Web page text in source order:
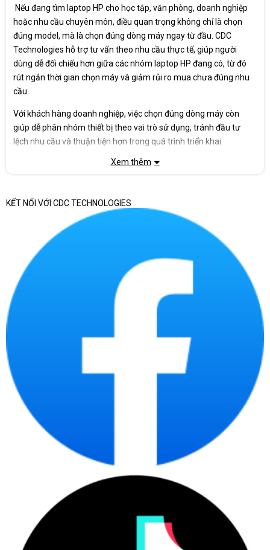
Nếu đang tìm laptop HP cho học tập, văn phòng, doanh nghiệp
hoặc nhu cầu chuyên môn, điều quan trọng không chỉ là chọn
đúng model, mà là chọn đúng dòng máy ngay từ đầu. CDC
Technologies hỗ trợ tư vấn theo nhu cầu thực tế, giúp người
dùng dễ đối chiếu hơn giữa các nhóm laptop HP đang có, từ đó
rút ngắn thời gian chọn máy và giảm rủi ro mua chưa đúng nhu
cầu.
Với khách hàng doanh nghiệp, việc chọn đúng dòng máy còn
giúp dễ phân nhóm thiết bị theo vai trò sử dụng, tránh đầu tư
lệch nhu cầu và thuận tiện hơn trong quá trình triển khai.
Xem thêm
KẾT NỐI VỚI CDC TECHNOLOGIES